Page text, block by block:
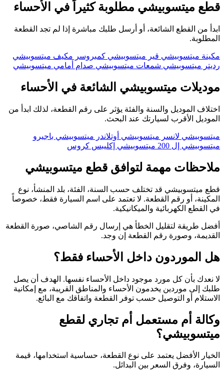
قطع ميتسوبيشي مطلوبة كثيراً في الأحساء
ابدأ من القطع الشائعة، أو أرسل طلبك مباشرة إذا لم تجد القطعة
المطلوبة.
مكينة ميتسوبيشي قير ميتسوبيشي كمبروسر مكيف ميتسوبيشي
رديتر ميتسوبيشي شمعات ميتسوبيشي صدام أمامي ميتسوبيشي
موديلات ميتسوبيشي الشائعة في الأحساء
اختلاف الموديل والسنة والفئة يؤثر على رقم القطعة، لذلك ابدأ من
الموديل الأقرب لسيارتك عند البحث.
ميتسوبيشي لانسر ميتسوبيشي أوتلاندر ميتسوبيشي باجيرو
ميتسوبيشي إل 200
ميتسوبيشي إكليبس كروس
ملاحظات مهمة لتوافق قطع ميتسوبيشي
قطع ميتسوبيشي قد تختلف حسب السنة، الفئة، بلد المنشأ، نوع
المكينة، أو رقم القطعة. لا تعتمد على اسم السيارة فقط، خصوصاً
في القطع الكهربائية والميكانيكية.
أفضل طريقة لتقليل الخطأ هي إرسال رقم الشاصي، صورة القطعة
القديمة، وصورة رقم القطعة إن وجد.
هل الموردون داخل الأحساء فقط؟
لا نعدك بأن كل مورد موجود داخل الأحساء نفسها. الهدف أن يصل
طلبك إلى موردين يخدمون الأحساء والمناطق القريبة، مع إمكانية
الاستلام أو التوصيل حسب توفر القطعة واتفاقك مع البائع.
وكالة أم مستعمل أم تجاري لقطع
ميتسوبيشي؟
الخيار الأفضل يعتمد على نوع القطعة، حساسية استخدامها، قيمة
السيارة، وفرق السعر بين البدائل.